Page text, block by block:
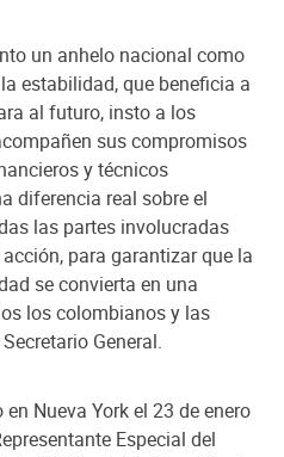
un anhelo nacional como
estabilidad, que beneficia a
al futuro, insto a los
sus compromisos
y técnicos
diferencia real sobre el
las partes involucradas
para garantizar que la
se convierta en una
los colombianos y las
General.
Nueva York el 23 de enero
Especial del